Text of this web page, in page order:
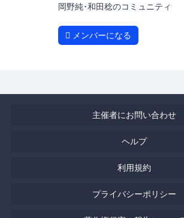
岡野純･和田稔のコミュニティ
メンバーになる
主催者にお問い合わせ
ヘルプ
利用規約
プライバシーポリシー